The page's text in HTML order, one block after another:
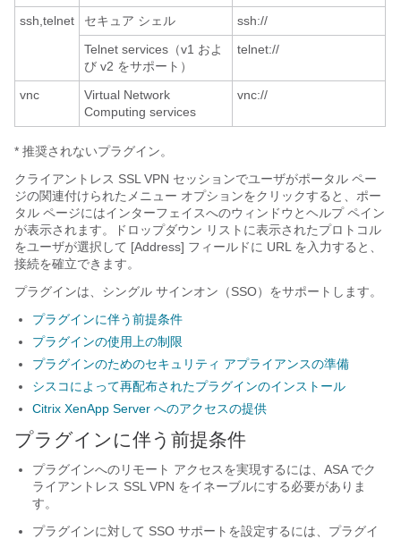
ssh,telnet
セキュア シェル
ssh://
Telnet services（v1 およ
び v2 をサポート）
telnet://
vnc
Virtual Network
Computing services
vnc://
* 推奨されないプラグイン。
クライアントレス SSL VPN セッションでユーザがポータル ペー
ジの関連付けられたメニュー オプションをクリックすると、ポー
タル ページにはインターフェイスへのウィンドウとヘルプ ペイン
が表示されます。ドロップダウン リストに表示されたプロトコル
をユーザが選択して [Address] フィールドに URL を入力すると、
接続を確立できます。
プラグインは、シングル サインオン（SSO）をサポートします。
プラグインに伴う前提条件
プラグインの使用上の制限
プラグインのためのセキュリティ アプライアンスの準備
シスコによって再配布されたプラグインのインストール
Citrix XenApp Server へのアクセスの提供
プラグインに伴う前提条件
プラグインへのリモート アクセスを実現するには、ASA でク
ライアントレス SSL VPN をイネーブルにする必要がありま
す。
プラグインに対して SSO サポートを設定するには、プラグイ